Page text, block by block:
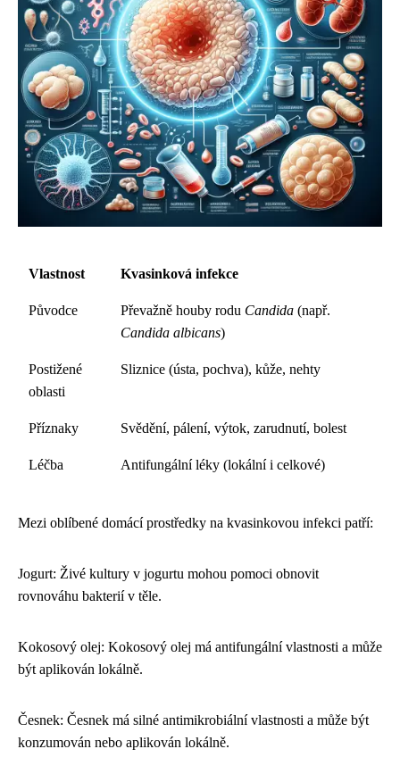
Vlastnost Kvasinková infekce
Původce Převažně houby rodu Candida (např.
Candida albicans)
Postižené
oblasti
Sliznice (ústa, pochva), kůže, nehty
Příznaky Svědění, pálení, výtok, zarudnutí, bolest
Léčba Antifungální léky (lokální i celkové)
Mezi oblíbené domácí prostředky na kvasinkovou infekci patří:
Jogurt: Živé kultury v jogurtu mohou pomoci obnovit
rovnováhu bakterií v těle.
Kokosový olej: Kokosový olej má antifungální vlastnosti a může
být aplikován lokálně.
Česnek: Česnek má silné antimikrobiální vlastnosti a může být
konzumován nebo aplikován lokálně.